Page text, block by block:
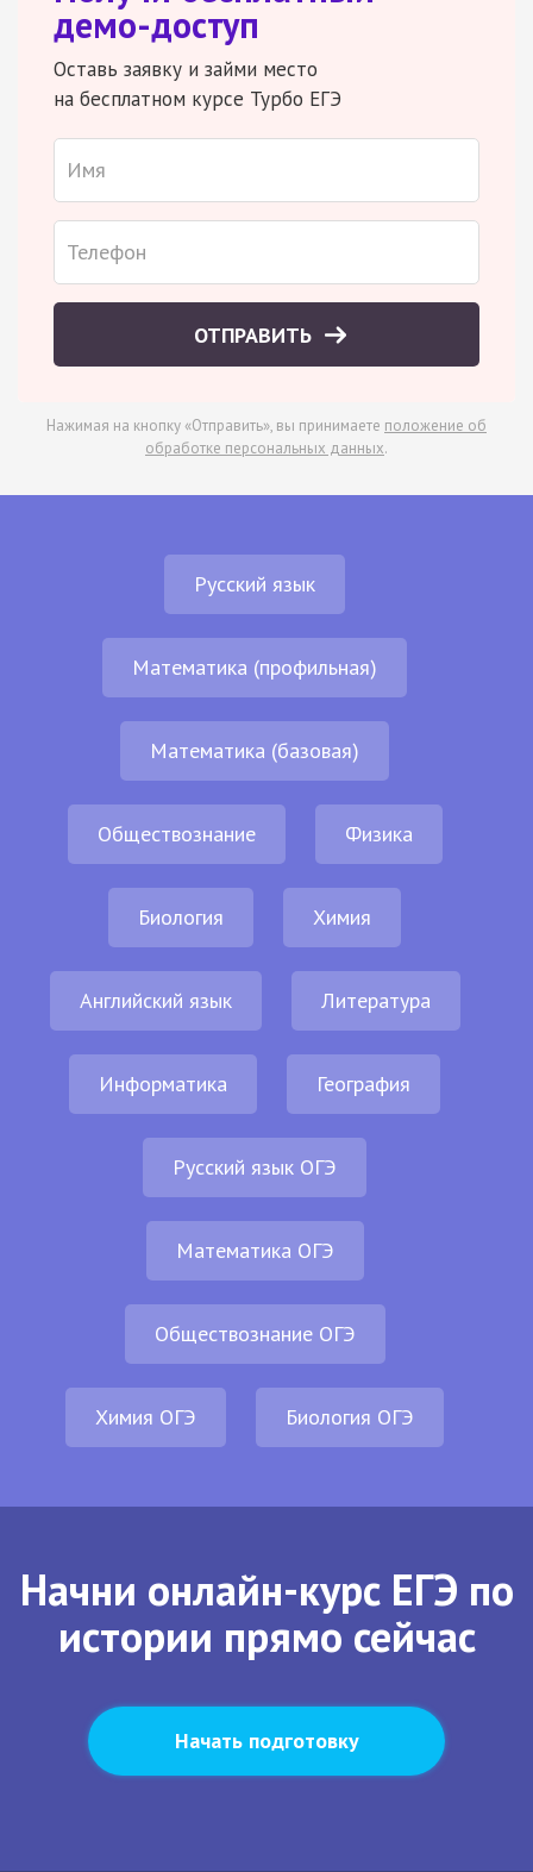
демо-доступ
Оставь заявку и займи место
на бесплатном курсе Турбо ЕГЭ
ОТПРАВИТЬ
Нажимая на кнопку «Отправить», вы принимаете положение об
обработке персональных данных.
Русский язык
Математика (профильная)
Математика (базовая)
Обществознание Физика
Биология Химия
Английский язык Литература
Информатика География
Русский язык ОГЭ
Математика ОГЭ
Обществознание ОГЭ
Химия ОГЭ Биология ОГЭ
Начни онлайн-курс ЕГЭ по
истории прямо сейчас
Начать подготовку